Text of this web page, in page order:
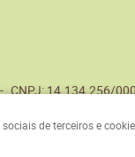
CNPJ: 14.134.256/
de terceiros e